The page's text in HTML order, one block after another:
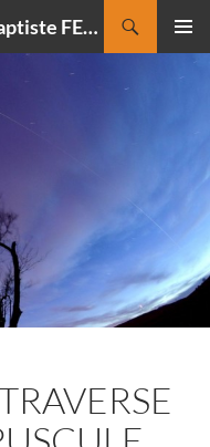
CIELMANIA : le blog de Jean-Baptiste FELDMANN, photographe du ciel